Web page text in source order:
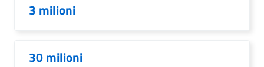
3 milioni
30 milioni